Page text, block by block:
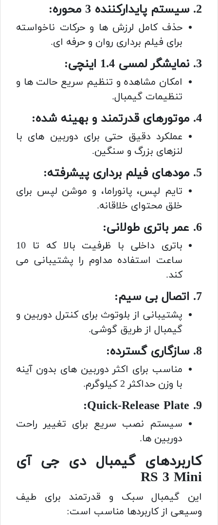
2. سیستم پایدارکننده 3 محوره:
حذف کامل لرزش ها و حرکات ناخواسته
برای فیلم برداری روان و حرفه ای.
3. نمایشگر لمسی 1.4 اینچی:
امکان مشاهده و تنظیم سریع حالت ها و
تنظیمات گیمبال.
4. موتورهای قدرتمند و بهینه شده:
عملکرد دقیق حتی برای دوربین های با
لنزهای بزرگ و سنگین.
5. مودهای فیلم برداری پیشرفته:
تایم لپس، پانوراما، و موشن لپس برای
خلق محتوای خلاقانه.
6. عمر باتری طولانی:
باتری داخلی با ظرفیت بالا که تا 10
ساعت استفاده مداوم را پشتیبانی می
کند.
7. اتصال بی سیم:
پشتیبانی از بلوتوث برای کنترل دوربین و
گیمبال از طریق گوشی.
8. سازگاری گسترده:
مناسب برای اکثر دوربین های بدون آینه
با وزن حداکثر 2 کیلوگرم.
9. Quick-Release Plate:
سیستم نصب سریع برای تغییر راحت
دوربین ها.
کاربردهای گیمبال دی جی آی
RS 3 Mini
این گیمبال سبک و قدرتمند برای طیف
وسیعی از کاربردها مناسب است: